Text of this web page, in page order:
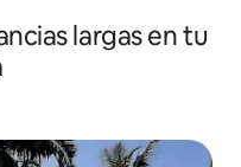
largas en tu